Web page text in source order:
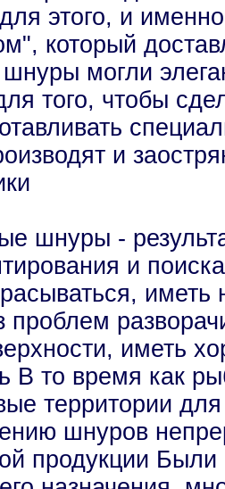
этого, и
который
могли
того, чтобы
и
шнуры -
и
иметь
проблем
иметь
В то время как
территории
шнуров
продукции